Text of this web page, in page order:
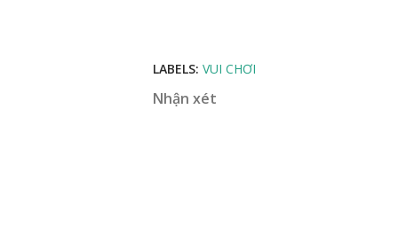
LABELS: VUI CHƠI
Nhận xét